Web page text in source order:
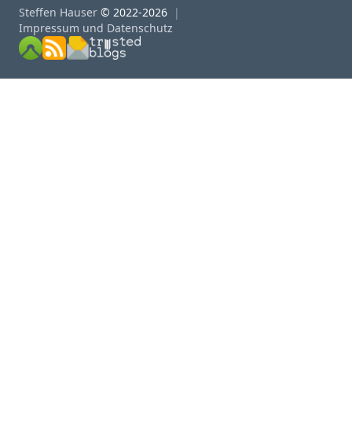
Steffen Hauser © 2022-2026
Impressum und Datenschutz